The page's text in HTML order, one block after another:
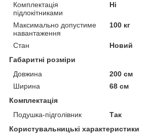
Комплектація
підлокітниками
Ні
Максимально допустиме
навантаження
100 кг
Стан
Новий
Габаритні розміри
Довжина
200 см
Ширина
68 см
Комплектація
Подушка-підголівник
Так
Користувальницькі характеристики